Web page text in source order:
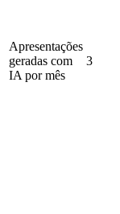
Apresentações
geradas com
IA por mês
3